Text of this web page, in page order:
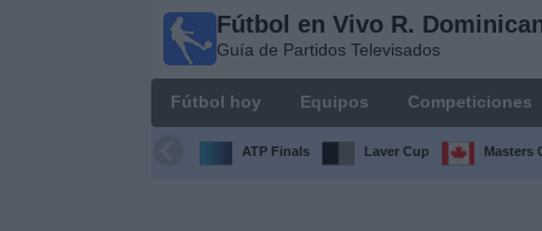
Fútbol en Vivo R.
Guía de Partidos Televisados
Fútbol hoy Equipos Competiciones
ATP Finals Laver Cup Masters
Fútbol en
Dominicana
Guía de Partidos
Televisados